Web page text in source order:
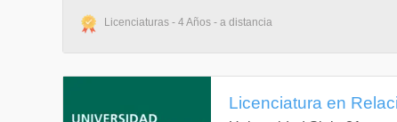
Licenciaturas - 4 Años - a distancia
Licenciatura en